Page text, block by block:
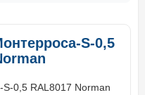
S-0,5
0,5 RAL8017 Norman